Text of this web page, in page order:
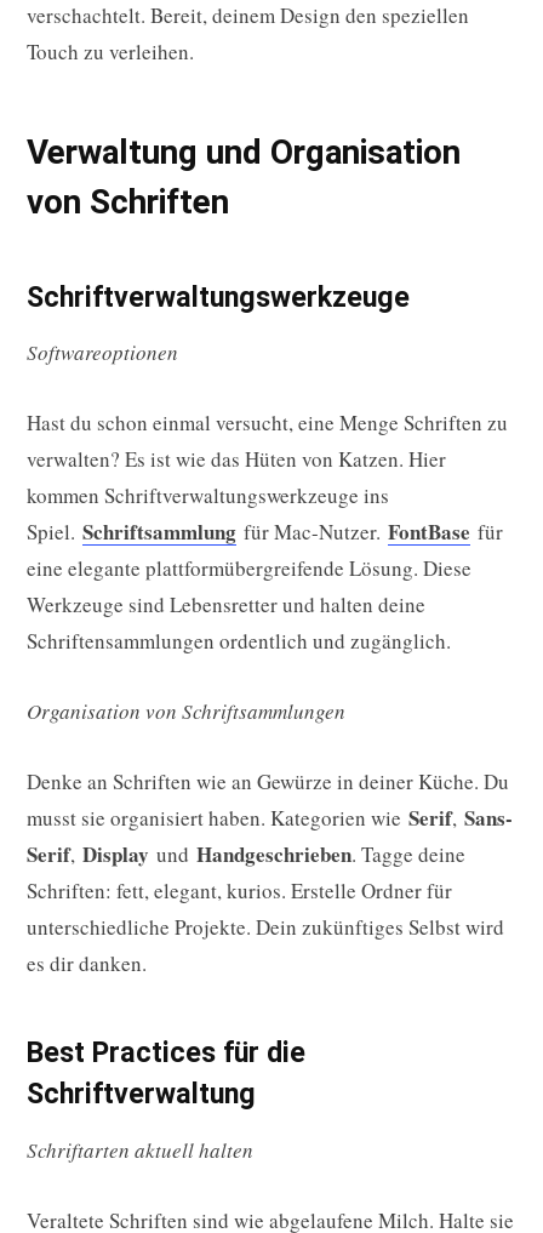
verschachtelt. Bereit, deinem Design den speziellen
Touch zu verleihen.
Verwaltung und Organisation
von Schriften
Schriftverwaltungswerkzeuge
Softwareoptionen
Hast du schon einmal versucht, eine Menge Schriften zu
verwalten? Es ist wie das Hüten von Katzen. Hier
kommen Schriftverwaltungswerkzeuge ins
Spiel. Schriftsammlung für Mac-Nutzer. FontBase für
eine elegante plattformübergreifende Lösung. Diese
Werkzeuge sind Lebensretter und halten deine
Schriftensammlungen ordentlich und zugänglich.
Organisation von Schriftsammlungen
Denke an Schriften wie an Gewürze in deiner Küche. Du
musst sie organisiert haben. Kategorien wie Serif, Sans-
Serif, Display und Handgeschrieben. Tagge deine
Schriften: fett, elegant, kurios. Erstelle Ordner für
unterschiedliche Projekte. Dein zukünftiges Selbst wird
es dir danken.
Best Practices für die
Schriftverwaltung
Schriftarten aktuell halten
Veraltete Schriften sind wie abgelaufene Milch. Halte sie